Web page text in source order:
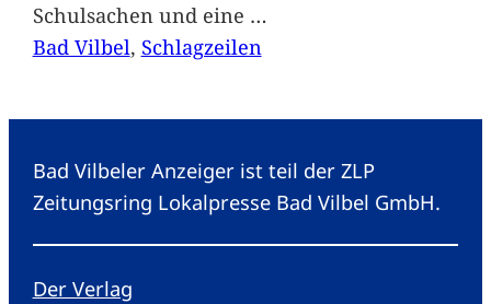
Schulsachen und eine …
Bad Vilbel, Schlagzeilen
Bad Vilbeler Anzeiger ist teil der ZLP
Zeitungsring Lokalpresse Bad Vilbel GmbH.
Der Verlag